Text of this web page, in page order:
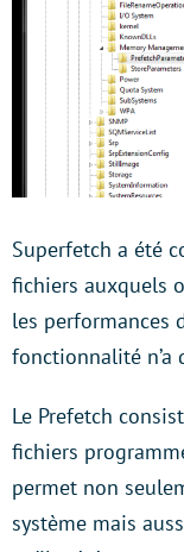
Superfetch a été
fichiers auxquels
les performances
fonctionnalité n’a
Le Prefetch
fichiers
permet non
système mais